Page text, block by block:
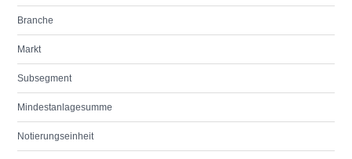
Branche
Markt
Subsegment
Mindestanlagesumme
Notierungseinheit